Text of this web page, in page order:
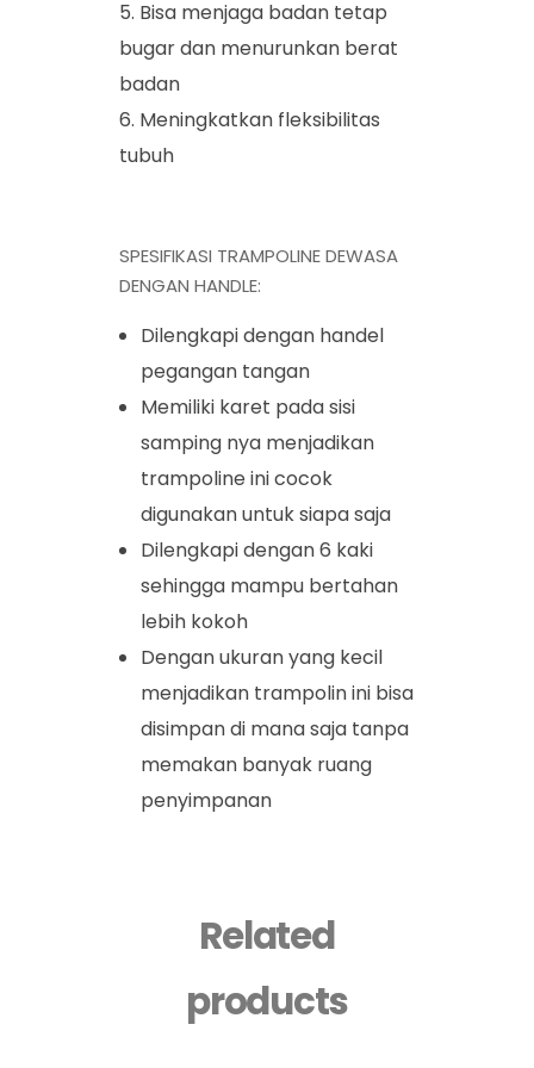
Bisa menjaga badan tetap
bugar dan menurunkan berat
badan
Meningkatkan fleksibilitas
tubuh
SPESIFIKASI TRAMPOLINE DEWASA
DENGAN HANDLE:
Dilengkapi dengan handel
pegangan tangan
Memiliki karet pada sisi
samping nya menjadikan
trampoline ini cocok
digunakan untuk siapa saja
Dilengkapi dengan 6 kaki
sehingga mampu bertahan
lebih kokoh
Dengan ukuran yang kecil
menjadikan trampolin ini bisa
disimpan di mana saja tanpa
memakan banyak ruang
penyimpanan
Related
products